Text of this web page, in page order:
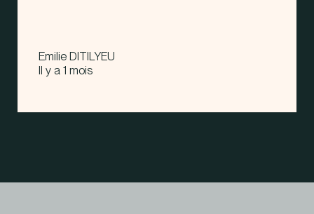
Emilie DITILYEU
Il y a 1 mois